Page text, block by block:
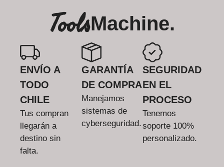
ToolsMachine.
ENVÍO A
TODO
CHILE
Tus compran
llegarán a
destino sin
falta.
GARANTÍA
DE COMPRA
Manejamos
sistemas de
cyberseguridad.
SEGURIDAD
EN EL
PROCESO
Tenemos
soporte 100%
personalizado.